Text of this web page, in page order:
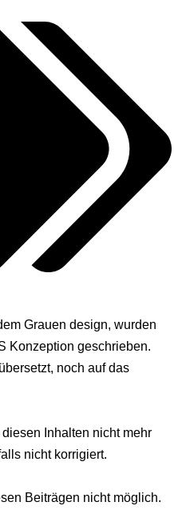
Grauen design, wurden
Konzeption geschrieben.
noch auf das
Inhalten nicht mehr
nicht korrigiert.
Beiträgen nicht möglich.